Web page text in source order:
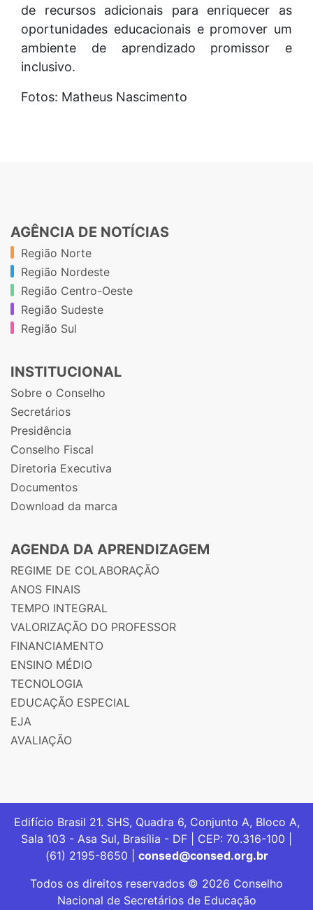
de recursos adicionais para enriquecer as
oportunidades educacionais e promover um
ambiente de aprendizado promissor e
inclusivo.
Fotos: Matheus Nascimento
AGÊNCIA DE NOTÍCIAS
Região Norte
Região Nordeste
Região Centro-Oeste
Região Sudeste
Região Sul
INSTITUCIONAL
Sobre o Conselho
Secretários
Presidência
Conselho Fiscal
Diretoria Executiva
Documentos
Download da marca
AGENDA DA APRENDIZAGEM
REGIME DE COLABORAÇÃO
ANOS FINAIS
TEMPO INTEGRAL
VALORIZAÇÃO DO PROFESSOR
FINANCIAMENTO
ENSINO MÉDIO
TECNOLOGIA
EDUCAÇÃO ESPECIAL
EJA
AVALIAÇÃO
Edifício Brasil 21. SHS, Quadra 6, Conjunto A, Bloco A,
Sala 103 - Asa Sul, Brasília - DF | CEP: 70.316-100 |
(61) 2195-8650 | consed@consed.org.br
Todos os direitos reservados © 2026 Conselho
Nacional de Secretários de Educação